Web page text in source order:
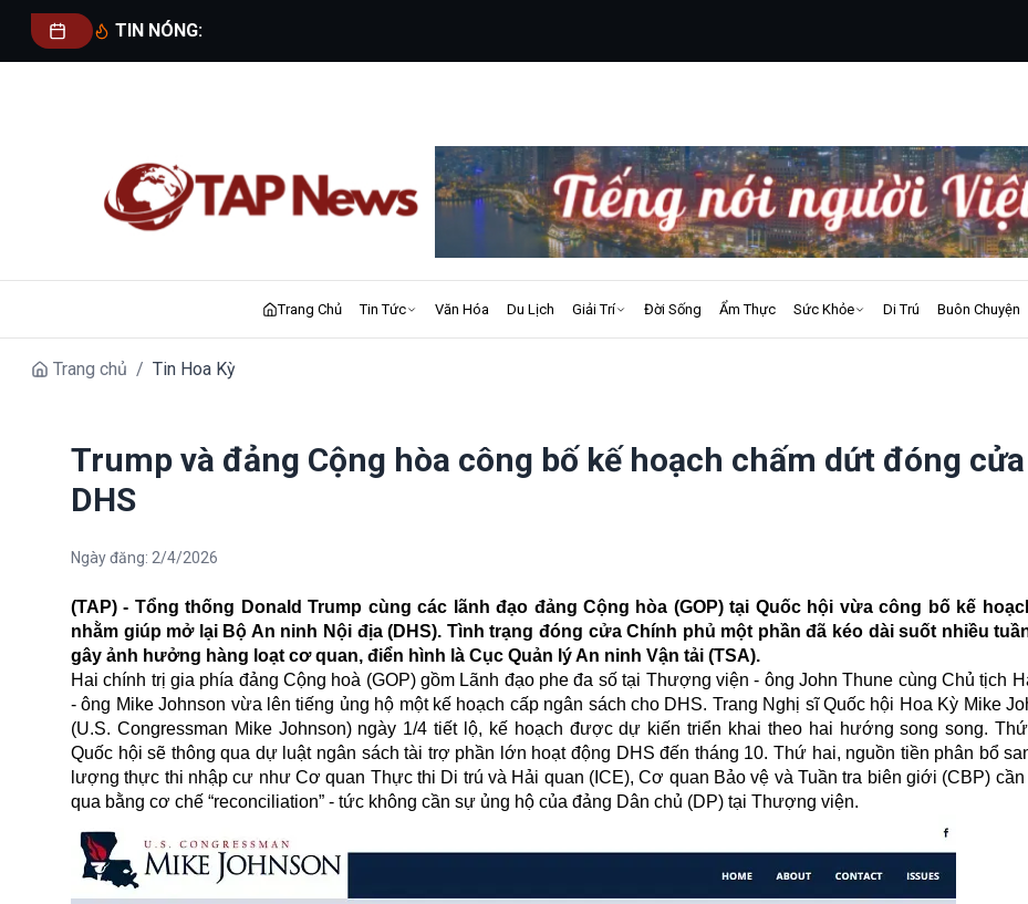
TIN NÓNG:
Trang Chủ Tin Tức Văn Hóa Du Lịch Giải Trí Đời Sống Ẩm Thực Sức Khỏe Di Trú Buôn Chuyện
Trang chủ / Tin Hoa Kỳ
Trump và đảng Cộng hòa công bố kế hoạch chấm dứt đóng cửa
DHS
Ngày đăng: 2/4/2026
(TAP) - Tổng thống Donald Trump cùng các lãnh đạo đảng Cộng hòa (GOP) tại Quốc hội vừa công bố kế
nhằm giúp mở lại Bộ An ninh Nội địa (DHS). Tình trạng đóng cửa Chính phủ một phần đã kéo dài suốt nhiều
gây ảnh hưởng hàng loạt cơ quan, điển hình là Cục Quản lý An ninh Vận tải (TSA).
Hai chính trị gia phía đảng Cộng hoà (GOP) gồm Lãnh đạo phe đa số tại Thượng viện - ông John Thune cùng Chủ tịch
- ông Mike Johnson vừa lên tiếng ủng hộ một kế hoạch cấp ngân sách cho DHS. Trang Nghị sĩ Quốc hội Hoa Kỳ Mike
(U.S. Congressman Mike Johnson) ngày 1/4 tiết lộ, kế hoạch được dự kiến triển khai theo hai hướng song song.
Quốc hội sẽ thông qua dự luật ngân sách tài trợ phần lớn hoạt động DHS đến tháng 10. Thứ hai, nguồn tiền phân bổ
lượng thực thi nhập cư như Cơ quan Thực thi Di trú và Hải quan (ICE), Cơ quan Bảo vệ và Tuần tra biên giới (CBP) cần
qua bằng cơ chế “reconciliation” - tức không cần sự ủng hộ của đảng Dân chủ (DP) tại Thượng viện.